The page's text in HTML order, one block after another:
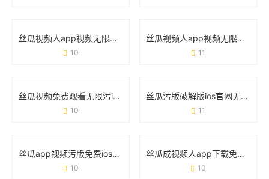
丝瓜视频人app视频无限看在线免费：这波操作到底有多爽？
10
丝瓜视频人app视频无限看污：你需要了解的5个真相
11
丝瓜视频免费观看无限污iOS版：用户需求与安全风险的真实讨论
10
丝瓜污版破解版ios官网无限观看的真相与风险指南
11
丝瓜app视频污版免费ios破解版：免费背后的危险与真相
10
丝瓜成视频人app下载免费无限观看：这款宝藏工具究竟靠不靠谱？
10